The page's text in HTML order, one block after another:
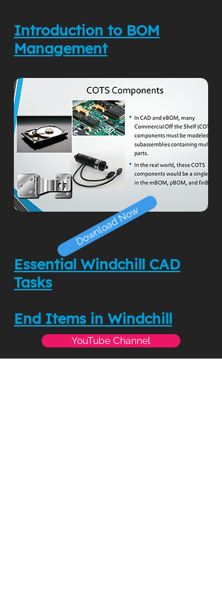
Introduction to BOM
Management
Download Now
Essential Windchill CAD
Tasks
End Items in Windchill
YouTube Channel